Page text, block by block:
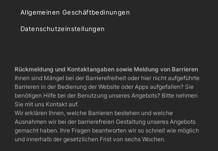
Allgemeinen Geschäftbedinungen
Datenschutzeinstellungen
Rückmeldung und Kontaktangaben sowie Meldung von Barrieren
Ihnen sind Mängel bei der Barrierefreiheit oder hier nicht aufgeführte
Barrieren in der Bedienung der Website oder Apps aufgefallen? Sie
benötigen Hilfe bei der Benutzung unseres Angebots? Bitte nehmen
Sie mit uns Kontakt auf.
Wir erklären Ihnen, welche Barrieren bestehen und welche
Ausnahmen wir bei der barrierefreien Gestaltung unseres Angebots
gemacht haben. Ihre Fragen beantworten wir so schnell wie möglich
und innerhalb der gesetzlichen Frist von sechs Wochen.